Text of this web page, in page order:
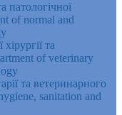
патологічної
of normal and
та
of veterinary
та ветеринарного
sanitation and